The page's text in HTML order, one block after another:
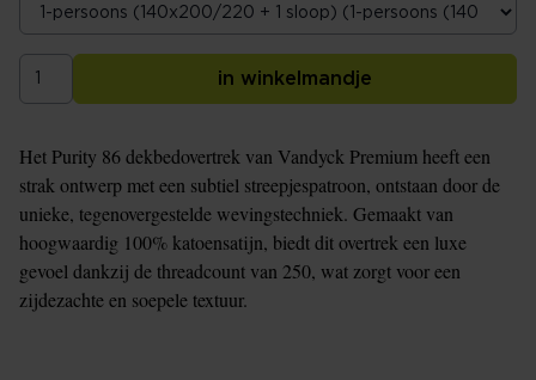
in winkelmandje
Het Purity 86 dekbedovertrek van Vandyck Premium heeft een
strak ontwerp met een subtiel streepjespatroon, ontstaan door de
unieke, tegenovergestelde wevingstechniek. Gemaakt van
hoogwaardig 100% katoensatijn, biedt dit overtrek een luxe
gevoel dankzij de threadcount van 250, wat zorgt voor een
zijdezachte en soepele textuur.